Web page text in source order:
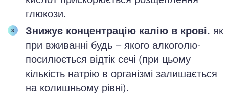
глюкози.
Знижує концентрацію калію в крові. як
при вживанні будь – якого алкоголю-
посилюється відтік сечі (при цьому
кількість натрію в організмі залишається
на колишньому рівні).